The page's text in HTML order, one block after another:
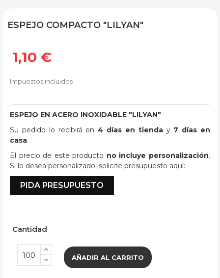
ESPEJO COMPACTO "LILYAN"
1,10 €
Impuestos incluidos
ESPEJO EN ACERO INOXIDABLE "LILYAN"
Su pedido lo recibirá en4 días en tienday 7 días en
casa.
El precio de este producto no incluye personalización.
Si lo desea personalizado, solicite presupuesto aquí:
PIDA PRESUPUESTO
Cantidad
AÑADIR AL CARRITO